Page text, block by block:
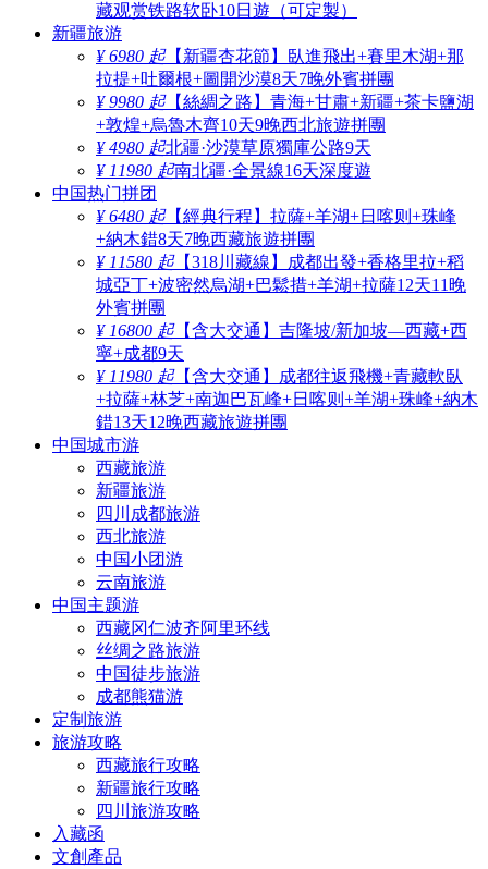
藏观赏铁路软卧10日遊（可定製）
新疆旅游
¥ 6980 起【新疆杏花節】臥進飛出+賽里木湖+那
拉提+吐爾根+圖開沙漠8天7晚外賓拼團
¥ 9980 起【絲綢之路】青海+甘肅+新疆+茶卡鹽湖
+敦煌+烏魯木齊10天9晚西北旅遊拼團
¥ 4980 起北疆·沙漠草原獨庫公路9天
¥ 11980 起南北疆·全景線16天深度遊
中国热门拼团
¥ 6480 起【經典行程】拉薩+羊湖+日喀则+珠峰
+納木錯8天7晚西藏旅遊拼團
¥ 11580 起【318川藏線】成都出發+香格里拉+稻
城亞丁+波密然烏湖+巴鬆措+羊湖+拉薩12天11晚
外賓拼團
¥ 16800 起【含大交通】吉隆坡/新加坡—西藏+西
寧+成都9天
¥ 11980 起【含大交通】成都往返飛機+青藏軟臥
+拉薩+林芝+南迦巴瓦峰+日喀则+羊湖+珠峰+納木
錯13天12晚西藏旅遊拼團
中国城市游
西藏旅游
新疆旅游
四川成都旅游
西北旅游
中国小团游
云南旅游
中国主题游
西藏冈仁波齐阿里环线
丝绸之路旅游
中国徒步旅游
成都熊猫游
定制旅游
旅游攻略
西藏旅行攻略
新疆旅行攻略
四川旅游攻略
入藏函
文創產品